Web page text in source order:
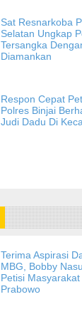
Sat Resnarkoba
Selatan Ungkap
Tersangka
Diamankan
Respon Cepat
Polres Binjai
Judi Dadu Di
Terima Aspirasi
MBG, Bobby
Petisi
Prabowo